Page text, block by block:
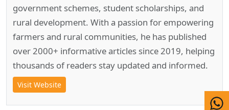
government schemes, student scholarships, and
rural development. With a passion for empowering
farmers and rural communities, he has published
over 2000+ informative articles since 2019, helping
thousands of readers stay updated and informed.
Visit Website